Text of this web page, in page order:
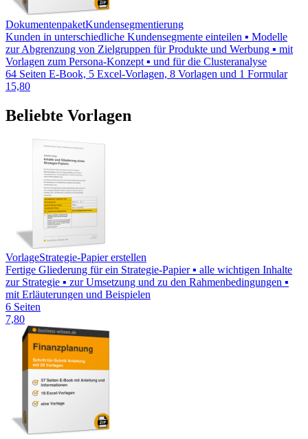
DokumentenpaketKundensegmentierung
Kunden in unterschiedliche Kundensegmente einteilen ▪ Modelle
zur Abgrenzung von Zielgruppen für Produkte und Werbung ▪ mit
Vorlagen zum Persona-Konzept ▪ und für die Clusteranalyse
64 Seiten E-Book, 5 Excel-Vorlagen, 8 Vorlagen und 1 Formular
15,80
Beliebte Vorlagen
VorlageStrategie-Papier erstellen
Fertige Gliederung für ein Strategie-Papier ▪ alle wichtigen Inhalte
zur Strategie ▪ zur Umsetzung und zu den Rahmenbedingungen ▪
mit Erläuterungen und Beispielen
6 Seiten
7,80